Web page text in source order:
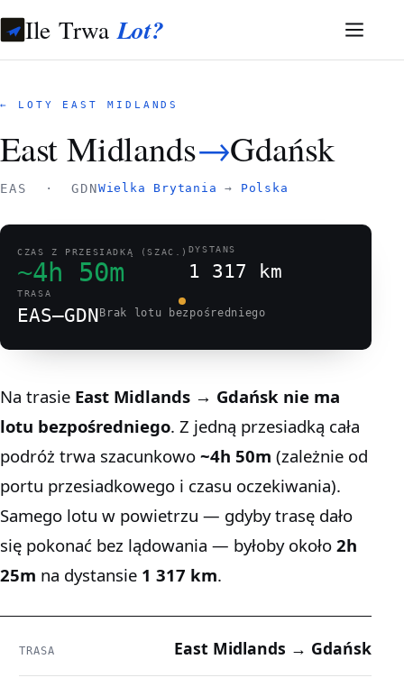
Ile TrwaLot?
← LOTY EAST MIDLANDS
East Midlands→Gdańsk
EAS · GDNWielka Brytania → Polska
CZAS Z PRZESIADKĄ (SZAC.)
~4h 50m
DYSTANS
1 317 km
TRASA
EAS–GDNBrak lotu bezpośredniego
Na trasie East Midlands → Gdańsk nie ma
lotu bezpośredniego. Z jedną przesiadką cała
podróż trwa szacunkowo ~4h 50m (zależnie od
portu przesiadkowego i czasu oczekiwania).
Samego lotu w powietrzu — gdyby trasę dało
się pokonać bez lądowania — byłoby około 2h
25m na dystansie 1 317 km.
TRASA East Midlands → Gdańsk